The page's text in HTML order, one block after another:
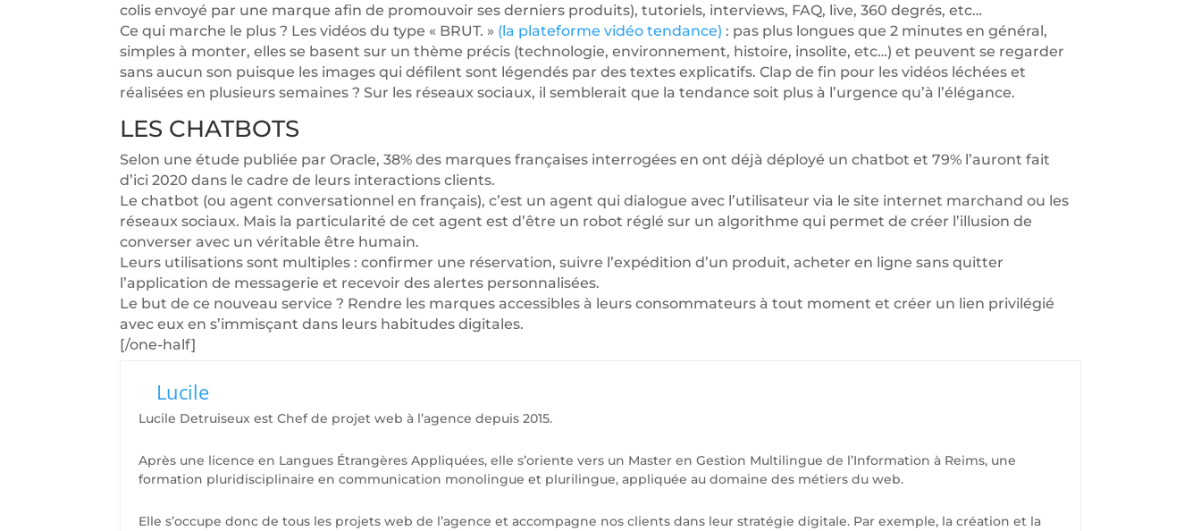
colis envoyé par une marque afin de promouvoir ses derniers produits), tutoriels, interviews, FAQ, live, 360 degrés, etc…
Ce qui marche le plus ? Les vidéos du type « BRUT. » (la plateforme vidéo tendance) : pas plus longues que 2 minutes en général,
simples à monter, elles se basent sur un thème précis (technologie, environnement, histoire, insolite, etc…) et peuvent se regarder
sans aucun son puisque les images qui défilent sont légendés par des textes explicatifs. Clap de fin pour les vidéos léchées et
réalisées en plusieurs semaines ? Sur les réseaux sociaux, il semblerait que la tendance soit plus à l’urgence qu’à l’élégance.
LES CHATBOTS
Selon une étude publiée par Oracle, 38% des marques françaises interrogées en ont déjà déployé un chatbot et 79% l’auront fait
d’ici 2020 dans le cadre de leurs interactions clients.
Le chatbot (ou agent conversationnel en français), c’est un agent qui dialogue avec l’utilisateur via le site internet marchand ou les
réseaux sociaux. Mais la particularité de cet agent est d’être un robot réglé sur un algorithme qui permet de créer l’illusion de
converser avec un véritable être humain.
Leurs utilisations sont multiples : confirmer une réservation, suivre l’expédition d’un produit, acheter en ligne sans quitter
l’application de messagerie et recevoir des alertes personnalisées.
Le but de ce nouveau service ? Rendre les marques accessibles à leurs consommateurs à tout moment et créer un lien privilégié
avec eux en s’immisçant dans leurs habitudes digitales.
[/one-half]
Lucile
Lucile Detruiseux est Chef de projet web à l’agence depuis 2015.
Après une licence en Langues Étrangères Appliquées, elle s’oriente vers un Master en Gestion Multilingue de l’Information à Reims, une
formation pluridisciplinaire en communication monolingue et plurilingue, appliquée au domaine des métiers du web.
Elle s’occupe donc de tous les projets web de l’agence et accompagne nos clients dans leur stratégie digitale. Par exemple, la création et la